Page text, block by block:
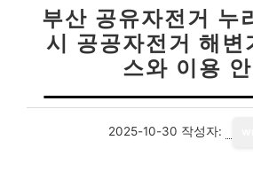
부산 공유자전거 누
시 공공자전거 해변
스와 이용 안
2025-10-30 작성자: